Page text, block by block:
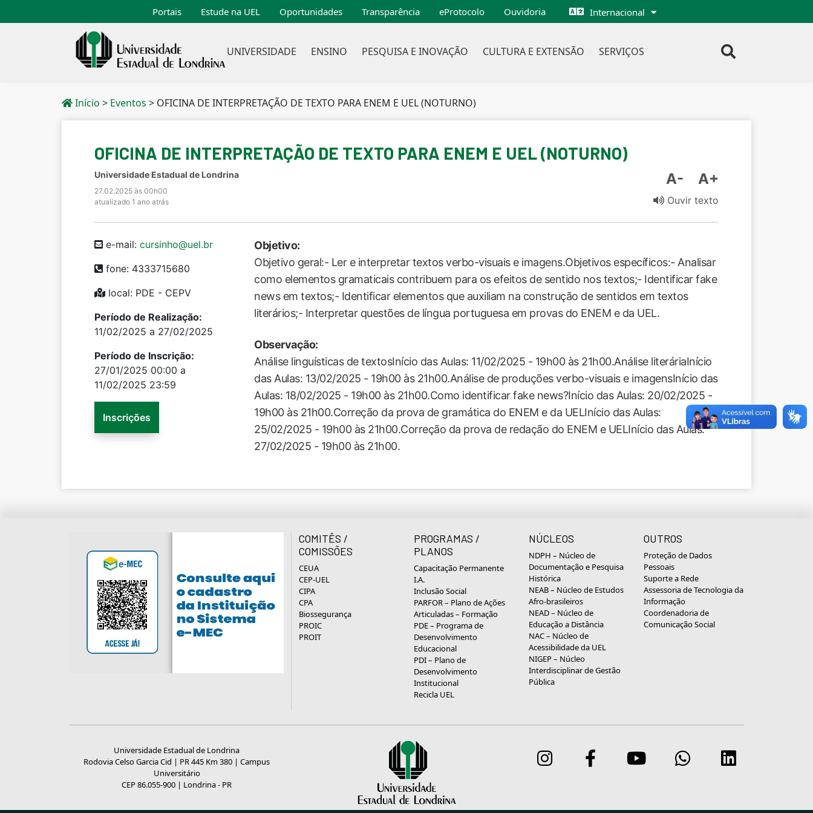
Portais Estude na UEL Oportunidades Transparência eProtocolo Ouvidoria Internacional
UNIVERSIDADE ENSINO PESQUISA E INOVAÇÃO CULTURA E EXTENSÃO SERVIÇOS
Início > Eventos > OFICINA DE INTERPRETAÇÃO DE TEXTO PARA ENEM E UEL (NOTURNO)
OFICINA DE INTERPRETAÇÃO DE TEXTO PARA ENEM E UEL (NOTURNO)
Universidade Estadual de Londrina
27.02.2025 às 00h00
atualizado 1 ano atrás
A- A+
Ouvir texto
e-mail: cursinho@uel.br
fone: 4333715680
local: PDE - CEPV
Período de Realização:
11/02/2025 a 27/02/2025
Período de Inscrição:
27/01/2025 00:00 a
11/02/2025 23:59
Inscrições
Objetivo:
Objetivo geral:- Ler e interpretar textos verbo-visuais e imagens.Objetivos específicos:- Analisar
como elementos gramaticais contribuem para os efeitos de sentido nos textos;- Identificar fake
news em textos;- Identificar elementos que auxiliam na construção de sentidos em textos
literários;- Interpretar questões de língua portuguesa em provas do ENEM e da UEL.
Observação:
Análise linguísticas de textosInício das Aulas: 11/02/2025 - 19h00 às 21h00.Análise literáriaInício
das Aulas: 13/02/2025 - 19h00 às 21h00.Análise de produções verbo-visuais e imagensInício das
Aulas: 18/02/2025 - 19h00 às 21h00.Como identificar fake news?Início das Aulas: 20/02/2025 -
19h00 às 21h00.Correção da prova de gramática do ENEM e da UELInício das Aulas:
25/02/2025 - 19h00 às 21h00.Correção da prova de redação do ENEM e UELInício das Aulas:
27/02/2025 - 19h00 às 21h00.
COMITÊS /
COMISSÕES
CEUA
CEP-UEL
CIPA
CPA
Biossegurança
PROIC
PROIT
PROGRAMAS /
PLANOS
Capacitação Permanente
I.A.
Inclusão Social
PARFOR – Plano de Ações
Articuladas – Formação
PDE – Programa de
Desenvolvimento
Educacional
PDI – Plano de
Desenvolvimento
Institucional
Recicla UEL
NÚCLEOS
NDPH – Núcleo de
Documentação e Pesquisa
Histórica
NEAB – Núcleo de Estudos
Afro-brasileiros
NEAD – Núcleo de
Educação a Distância
NAC – Núcleo de
Acessibilidade da UEL
NIGEP – Núcleo
Interdisciplinar de Gestão
Pública
OUTROS
Proteção de Dados
Pessoais
Suporte a Rede
Assessoria de Tecnologia da
Informação
Coordenadoria de
Comunicação Social
Universidade Estadual de Londrina
Rodovia Celso Garcia Cid | PR 445 Km 380 | Campus
Universitário
CEP 86.055-900 | Londrina - PR